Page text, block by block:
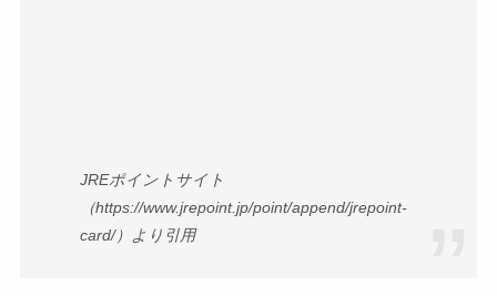
JREポイントサイト
（https://www.jrepoint.jp/point/append/jrepoint-
card/）より引用